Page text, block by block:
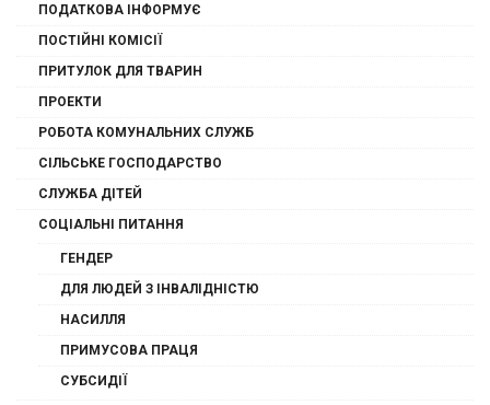
ПОДАТКОВА ІНФОРМУЄ
ПОСТІЙНІ КОМІСІЇ
ПРИТУЛОК ДЛЯ ТВАРИН
ПРОЕКТИ
РОБОТА КОМУНАЛЬНИХ СЛУЖБ
СІЛЬСЬКЕ ГОСПОДАРСТВО
СЛУЖБА ДІТЕЙ
СОЦІАЛЬНІ ПИТАННЯ
ГЕНДЕР
ДЛЯ ЛЮДЕЙ З ІНВАЛІДНІСТЮ
НАСИЛЛЯ
ПРИМУСОВА ПРАЦЯ
СУБСИДІЇ